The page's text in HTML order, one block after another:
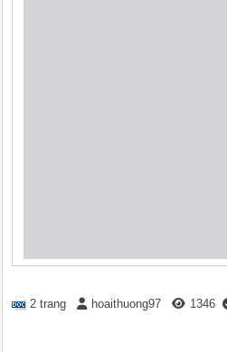
2 trang hoaithuong97 1346